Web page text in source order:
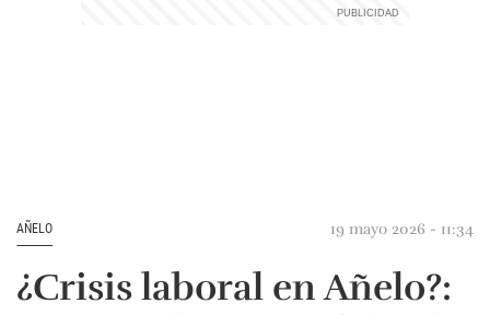
AÑELO 19 mayo 2026 - 11:34
¿Crisis laboral en Añelo?: